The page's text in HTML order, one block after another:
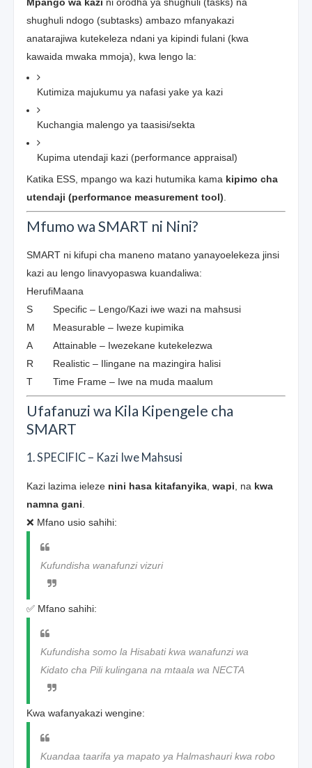
Mpango wa kazi ni orodha ya shughuli (tasks) na
shughuli ndogo (subtasks) ambazo mfanyakazi
anatarajiwa kutekeleza ndani ya kipindi fulani (kwa
kawaida mwaka mmoja), kwa lengo la:
Kutimiza majukumu ya nafasi yake ya kazi
Kuchangia malengo ya taasisi/sekta
Kupima utendaji kazi (performance appraisal)
Katika ESS, mpango wa kazi hutumika kama kipimo cha
utendaji (performance measurement tool).
Mfumo wa SMART ni Nini?
SMART ni kifupi cha maneno matano yanayoelekeza jinsi
kazi au lengo linavyopaswa kuandaliwa:
HerufiMaana
S
Specific – Lengo/Kazi iwe wazi na mahsusi
M
Measurable – Iweze kupimika
A
Attainable – Iwezekane kutekelezwa
R
Realistic – Ilingane na mazingira halisi
T
Time Frame – Iwe na muda maalum
Ufafanuzi wa Kila Kipengele cha
SMART
1. SPECIFIC – Kazi Iwe Mahsusi
Kazi lazima ieleze nini hasa kitafanyika, wapi, na kwa
namna gani.
❌ Mfano usio sahihi:
Kufundisha wanafunzi vizuri
✅ Mfano sahihi:
Kufundisha somo la Hisabati kwa wanafunzi wa
Kidato cha Pili kulingana na mtaala wa NECTA
Kwa wafanyakazi wengine:
Kuandaa taarifa ya mapato ya Halmashauri kwa robo